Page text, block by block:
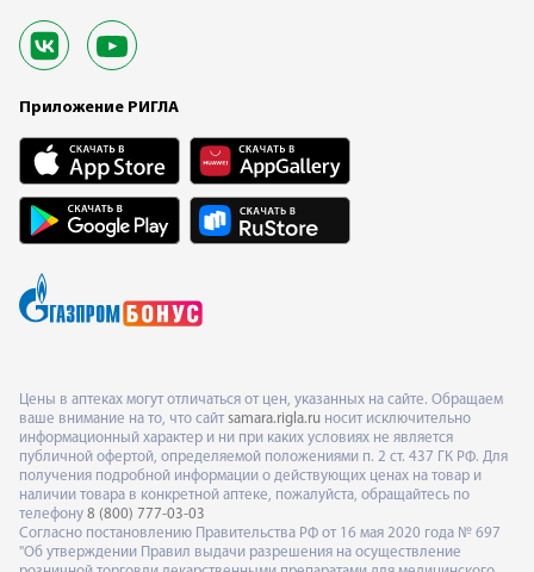
Приложение РИГЛА
Цены в аптеках могут отличаться от цен, указанных на сайте. Обращаем
ваше внимание на то, что сайт samara.rigla.ru носит исключительно
информационный характер и ни при каких условиях не является
публичной офертой, определяемой положениями п. 2 ст. 437 ГК РФ. Для
получения подробной информации о действующих ценах на товар и
наличии товара в конкретной аптеке, пожалуйста, обращайтесь по
телефону 8 (800) 777-03-03
Согласно постановлению Правительства РФ от 16 мая 2020 года № 697
"Об утверждении Правил выдачи разрешения на осуществление